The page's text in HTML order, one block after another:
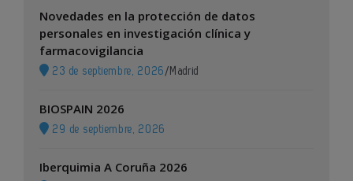
Novedades en la protección de datos
personales en investigación clínica y
farmacovigilancia
23 de septiembre, 2026 / Madrid
BIOSPAIN 2026
29 de septiembre, 2026
Iberquimia A Coruña 2026